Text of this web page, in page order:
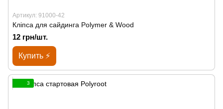
Артикул: 91000-42
Кліпса для сайдинга Polymer & Wood
12 грн/шт.
Купить ⚡
3